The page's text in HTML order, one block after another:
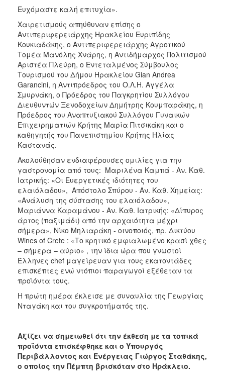
Ευχόμαστε καλή επιτυχία».
Χαιρετισμούς απηύθυναν επίσης ο
Αντιπεριφερειάρχης Ηρακλείου Ευριπίδης
Κουκιαδάκης, ο Αντιπεριφερειάρχης Αγροτικού
Τομέα Μανόλης Χνάρης, η Αντιδήμαρχος Πολιτισμού
Αριστέα Πλεύρη, ο Εντεταλμένος Σύμβουλος
Τουρισμού του Δήμου Ηρακλείου Gian Andrea
Garancini, η Αντιπρόεδρος του Ο.Λ.Η. Αγγέλα
Σμυρνάκη, ο Πρόεδρος του Παγκρητίου Συλλόγου
Διευθυντών Ξενοδοχείων Δημήτρης Κουμπαράκης, η
Πρόεδρος του Αναπτυξιακού Συλλόγου Γυναικών
Επιχειρηματιών Κρήτης Μαρία Πιτσικάκη και ο
καθηγητής του Πανεπιστημίου Κρήτης Ηλίας
Καστανάς.
Ακολούθησαν ενδιαφέρουσες ομιλίες για την
γαστρονομία από τους: Μαριλένα Καμπά - Αν. Καθ.
Ιατρικής: «Οι Ευεργετικές ιδιότητες του
ελαιόλαδου», Απόστολο Σπύρου - Αν. Καθ. Χημείας:
«Ανάλυση της σύστασης του ελαιόλαδου»,
Μαριάννα Καραμάνου - Αν. Καθ. Ιατρικής: «Δίπυρος
άρτος (παξιμάδι) από την αρχαιότητα μέχρι
σήμερα», Νίκο Μηλιαράκη - οινοποιός, πρ. Δικτύου
Wines of Crete : «Το κρητικό εμφιαλωμένο κρασί χθες
– σήμερα – αύριο» , την ίδια ώρα που γνωστοί
Έλληνες chef μαγείρευαν για τους εκατοντάδες
επισκέπτες ενώ ντόπιοι παραγωγοί εξέθεταν τα
προϊόντα τους.
Η πρώτη ημέρα έκλεισε με συναυλία της Γεωργίας
Νταγάκη και του συγκροτήματός της.
Αξίζει να σημειωθεί ότι την έκθεση με τα τοπικά
προϊόντα επισκέφθηκε και ο Υπουργός
Περιβάλλοντος και Ενέργειας Γιώργος Σταθάκης,
ο οποίος την Πέμπτη βρισκόταν στο Ηράκλειο.